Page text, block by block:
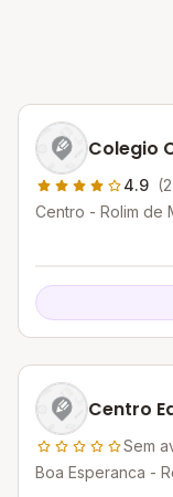
Colegio
4.9
Centro - Rolim de
Centro
Sem
Boa Esperanca -